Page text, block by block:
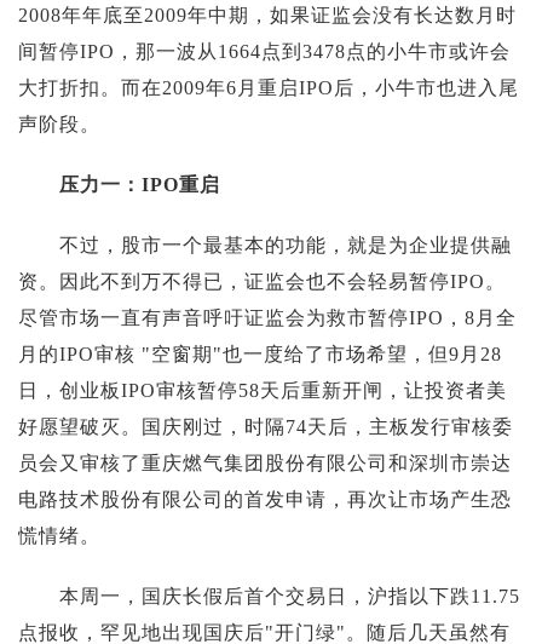
2008年年底至2009年中期，如果证监会没有长达数月时
间暂停IPO，那一波从1664点到3478点的小牛市或许会
大打折扣。而在2009年6月重启IPO后，小牛市也进入尾
声阶段。
压力一：IPO重启
不过，股市一个最基本的功能，就是为企业提供融
资。因此不到万不得已，证监会也不会轻易暂停IPO。
尽管市场一直有声音呼吁证监会为救市暂停IPO，8月全
月的IPO审核 "空窗期"也一度给了市场希望，但9月28
日，创业板IPO审核暂停58天后重新开闸，让投资者美
好愿望破灭。国庆刚过，时隔74天后，主板发行审核委
员会又审核了重庆燃气集团股份有限公司和深圳市崇达
电路技术股份有限公司的首发申请，再次让市场产生恐
慌情绪。
本周一，国庆长假后首个交易日，沪指以下跌11.75
点报收，罕见地出现国庆后"开门绿"。随后几天虽然有